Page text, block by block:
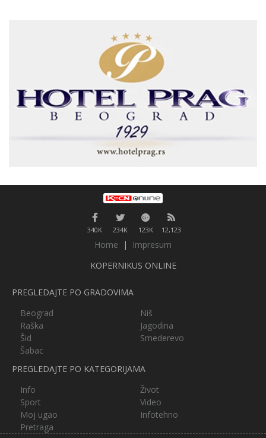
340K 234K 123K 12,123
Home |
Impresum
KOPERNIKUS ONLINE
PREGLEDAJTE PO GRADOVIMA
Beograd
Niš
Raška
Jagodina
Šid
Smederevo
Šabac
PREGLEDAJTE PO KATEGORIJAMA
Info
Život
Sport
Video
Moj ugao
Infotehno
Pretraga